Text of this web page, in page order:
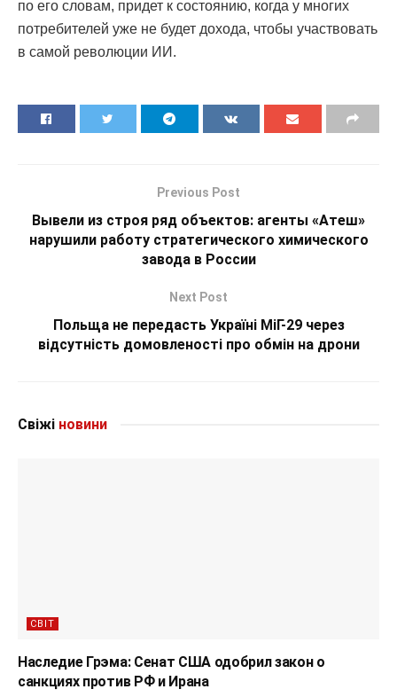
по его словам, придет к состоянию, когда у многих
потребителей уже не будет дохода, чтобы участвовать
в самой революции ИИ.
Previous Post
Вывели из строя ряд объектов: агенты «Атеш»
нарушили работу стратегического химического
завода в России
Next Post
Польща не передасть Україні МіГ-29 через
відсутність домовленості про обмін на дрони
Свіжі новини
СВІТ
Наследие Грэма: Сенат США одобрил закон о
санкциях против РФ и Ирана